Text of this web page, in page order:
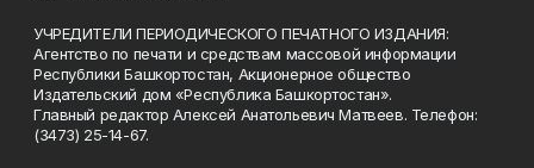
УЧРЕДИТЕЛИ ПЕРИОДИЧЕСКОГО ПЕЧАТНОГО ИЗДАНИЯ:
Агентство по печати и средствам массовой информации
Республики Башкортостан, Акционерное общество
Издательский дом «Республика Башкортостан».
Главный редактор Алексей Анатольевич Матвеев. Телефон:
(3473) 25-14-67.